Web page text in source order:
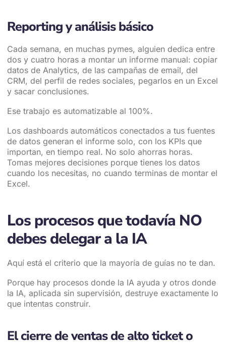
Reporting y análisis básico
Cada semana, en muchas pymes, alguien dedica entre
dos y cuatro horas a montar un informe manual: copiar
datos de Analytics, de las campañas de email, del
CRM, del perfil de redes sociales, pegarlos en un Excel
y sacar conclusiones.
Ese trabajo es automatizable al 100%.
Los dashboards automáticos conectados a tus fuentes
de datos generan el informe solo, con los KPIs que
importan, en tiempo real. No solo ahorras horas.
Tomas mejores decisiones porque tienes los datos
cuando los necesitas, no cuando terminas de montar el
Excel.
Los procesos que todavía NO
debes delegar a la IA
Aquí está el criterio que la mayoría de guías no te dan.
Porque hay procesos donde la IA ayuda y otros donde
la IA, aplicada sin supervisión, destruye exactamente lo
que intentas construir.
El cierre de ventas de alto ticket o